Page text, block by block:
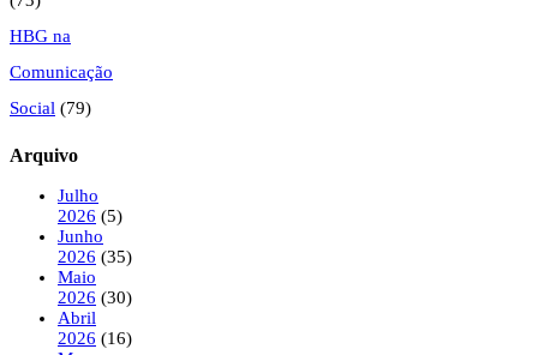
HBG na
Comunicação
Social (79)
Arquivo
Julho
2026 (5)
Junho
2026 (35)
Maio
2026 (30)
Abril
2026 (16)